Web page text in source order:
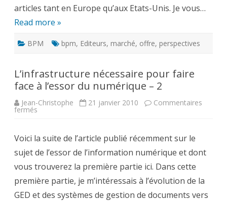
articles tant en Europe qu’aux Etats-Unis. Je vous…
Read more »
BPM bpm, Editeurs, marché, offre, perspectives
L’infrastructure nécessaire pour faire
face à l’essor du numérique – 2
Jean-Christophe 21 janvier 2010 Commentaires
fermés
faire
face
à
l’essor
du
numérique
–
2
Voici la suite de l’article publié récemment sur le
sujet de l’essor de l’information numérique et dont
vous trouverez la première partie ici. Dans cette
première partie, je m’intéressais à l’évolution de la
GED et des systèmes de gestion de documents vers